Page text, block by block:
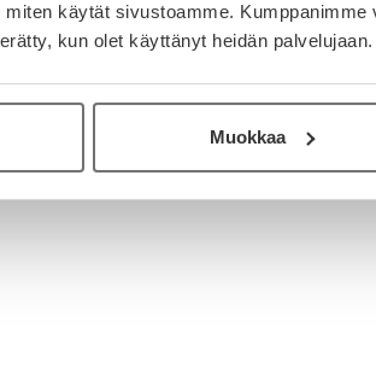
käytät sivustoamme.
kun olet käyttänyt heidän palvelujaan.
Muokkaa